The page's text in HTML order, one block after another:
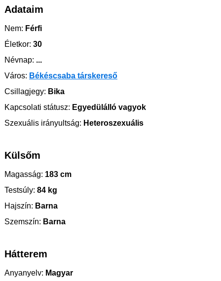
Adataim
Nem: Férfi
Életkor: 30
Névnap: ...
Város: Békéscsaba társkereső
Csillagjegy: Bika
Kapcsolati státusz: Egyedülálló vagyok
Szexuális irányultság: Heteroszexuális
Külsőm
Magasság: 183 cm
Testsúly: 84 kg
Hajszín: Barna
Szemszín: Barna
Hátterem
Anyanyelv: Magyar